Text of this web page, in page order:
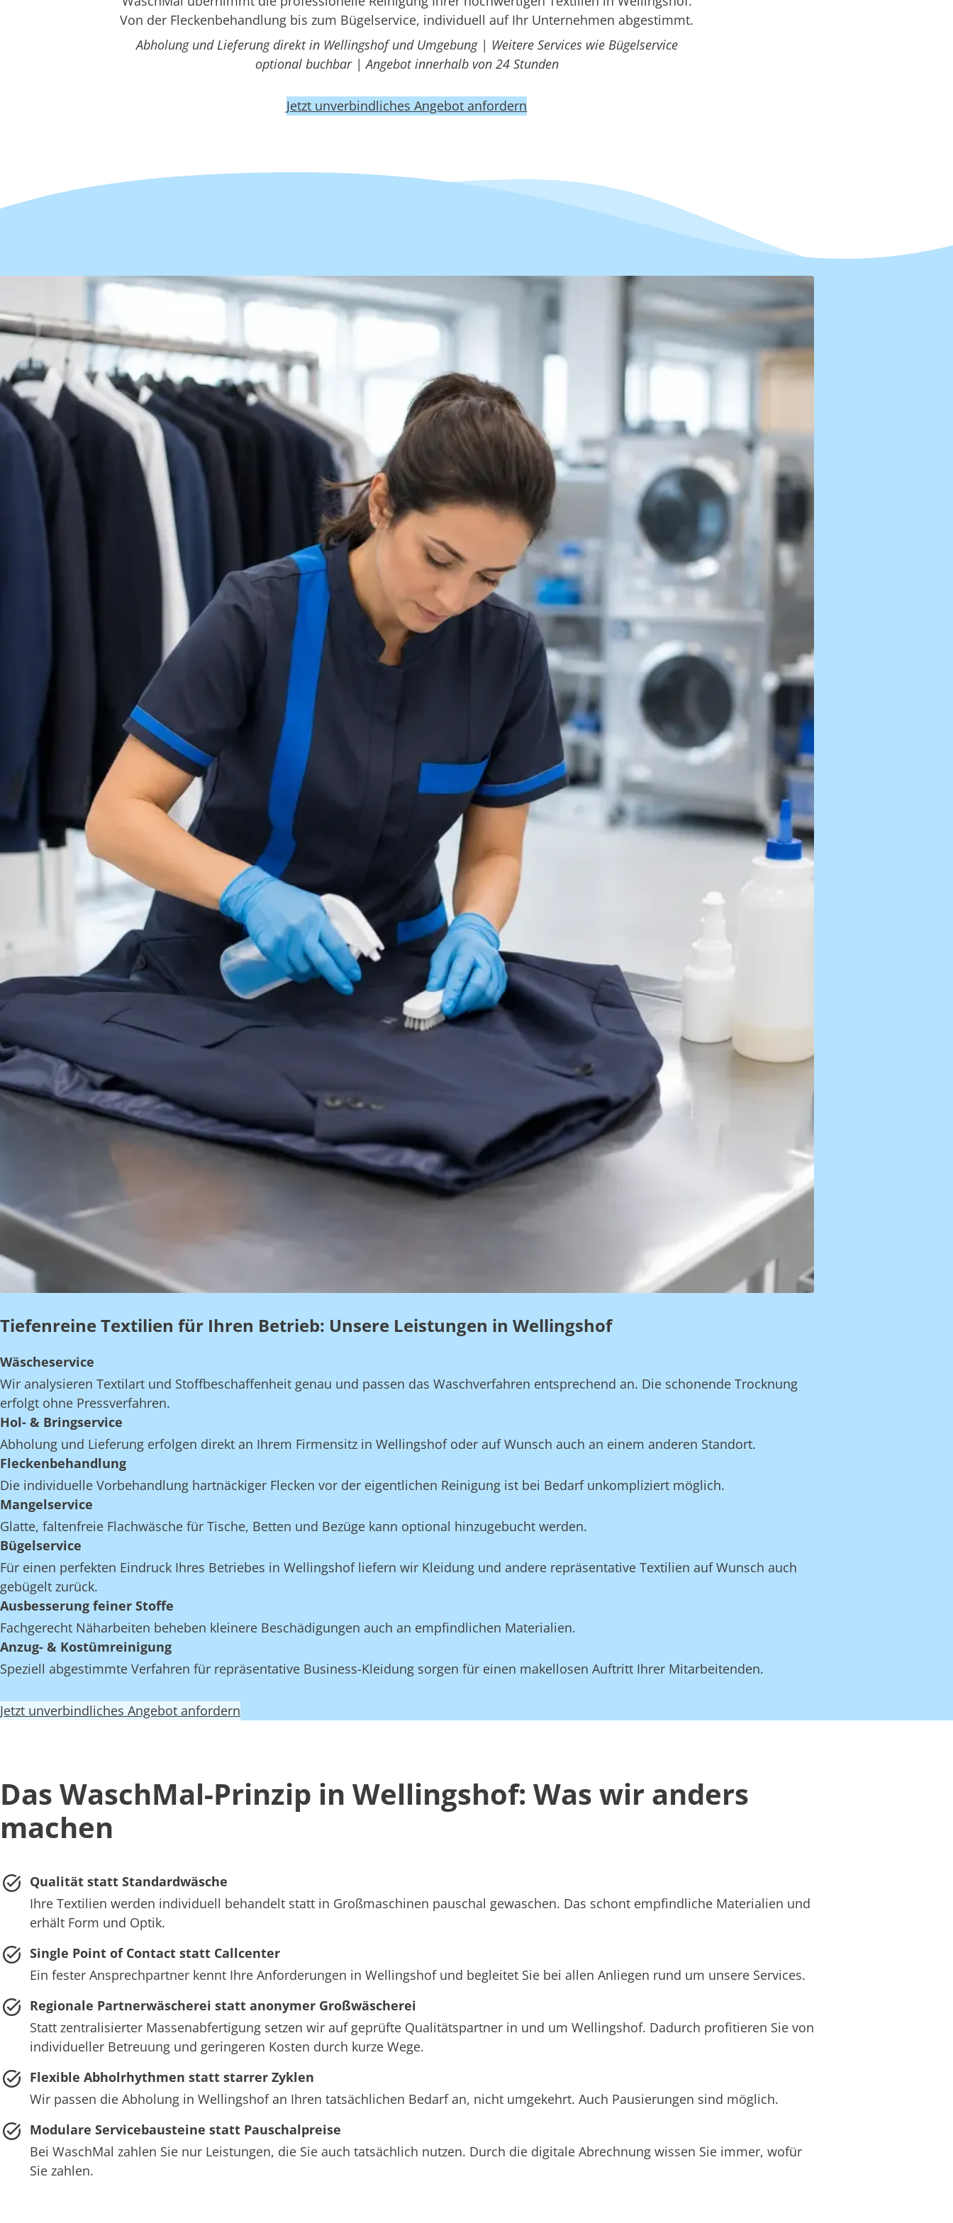
Von der Fleckenbehandlung bis zum Bügelservice, individuell auf Ihr Unternehmen abgestimmt.
Abholung und Lieferung direkt in Wellingshof und Umgebung | Weitere Services wie Bügelservice
optional buchbar | Angebot innerhalb von 24 Stunden
Jetzt unverbindliches Angebot anfordern
Tiefenreine Textilien für Ihren Betrieb: Unsere Leistungen in Wellingshof
Wäscheservice
Wir analysieren Textilart und Stoffbeschaffenheit genau und passen das Waschverfahren entsprechend an. Die schonende Trocknung
erfolgt ohne Pressverfahren.
Hol- & Bringservice
Abholung und Lieferung erfolgen direkt an Ihrem Firmensitz in Wellingshof oder auf Wunsch auch an einem anderen Standort.
Fleckenbehandlung
Die individuelle Vorbehandlung hartnäckiger Flecken vor der eigentlichen Reinigung ist bei Bedarf unkompliziert möglich.
Mangelservice
Glatte, faltenfreie Flachwäsche für Tische, Betten und Bezüge kann optional hinzugebucht werden.
Bügelservice
Für einen perfekten Eindruck Ihres Betriebes in Wellingshof liefern wir Kleidung und andere repräsentative Textilien auf Wunsch auch
gebügelt zurück.
Ausbesserung feiner Stoffe
Fachgerecht Näharbeiten beheben kleinere Beschädigungen auch an empfindlichen Materialien.
Anzug- & Kostümreinigung
Speziell abgestimmte Verfahren für repräsentative Business-Kleidung sorgen für einen makellosen Auftritt Ihrer Mitarbeitenden.
Jetzt unverbindliches Angebot anfordern
Das WaschMal-Prinzip in Wellingshof: Was wir anders
machen
Qualität statt Standardwäsche
Ihre Textilien werden individuell behandelt statt in Großmaschinen pauschal gewaschen. Das schont empfindliche Materialien und
erhält Form und Optik.
Single Point of Contact statt Callcenter
Ein fester Ansprechpartner kennt Ihre Anforderungen in Wellingshof und begleitet Sie bei allen Anliegen rund um unsere Services.
Regionale Partnerwäscherei statt anonymer Großwäscherei
Statt zentralisierter Massenabfertigung setzen wir auf geprüfte Qualitätspartner in und um Wellingshof. Dadurch profitieren Sie von
individueller Betreuung und geringeren Kosten durch kurze Wege.
Flexible Abholrhythmen statt starrer Zyklen
Wir passen die Abholung in Wellingshof an Ihren tatsächlichen Bedarf an, nicht umgekehrt. Auch Pausierungen sind möglich.
Modulare Servicebausteine statt Pauschalpreise
Bei WaschMal zahlen Sie nur Leistungen, die Sie auch tatsächlich nutzen. Durch die digitale Abrechnung wissen Sie immer, wofür
Sie zahlen.